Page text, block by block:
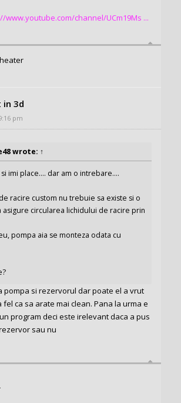
www.youtube.com/channel/UCm19Ms ...
in 3d
pm
wrote: ↑
imi place.... dar am o intrebare....
racire custom nu trebuie sa existe si o
asigure circularea lichidului de racire prin
pompa aia se monteza odata cu
pompa si rezervorul dar poate el a vrut
fel ca sa arate mai clean. Pana la urma e
program deci este irelevant daca a pus
sau nu